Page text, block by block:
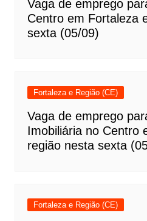
Vaga de emprego
Centro em Fortaleza
sexta (05/09)
Fortaleza e Região (CE)
Vaga de emprego
Imobiliária no Centro
região nesta sexta
Fortaleza e Região (CE)